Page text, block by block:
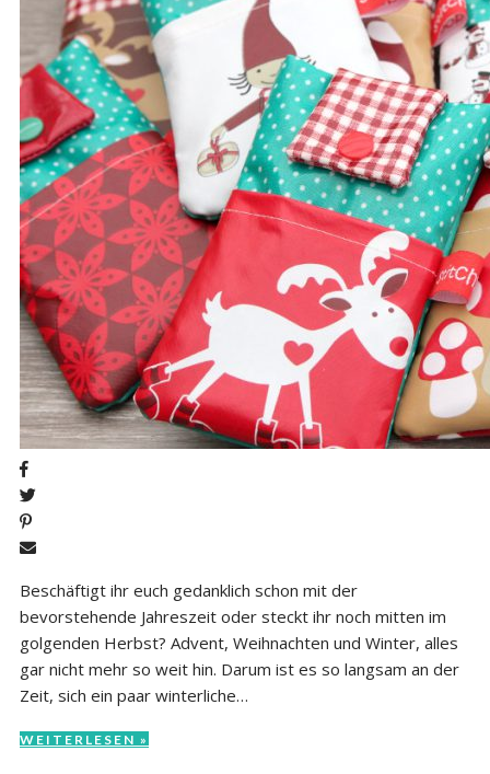
Beschäftigt ihr euch gedanklich schon mit der
bevorstehende Jahreszeit oder steckt ihr noch mitten im
golgenden Herbst? Advent, Weihnachten und Winter, alles
gar nicht mehr so weit hin. Darum ist es so langsam an der
Zeit, sich ein paar winterliche…
WEITERLESEN »